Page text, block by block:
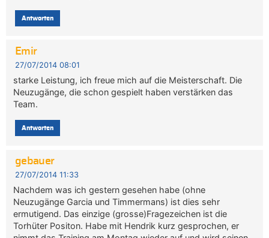
Antworten
Emir
27/07/2014 08:01
starke Leistung, ich freue mich auf die Meisterschaft. Die
Neuzugänge, die schon gespielt haben verstärken das
Team.
Antworten
gebauer
27/07/2014 11:33
Nachdem was ich gestern gesehen habe (ohne
Neuzugänge Garcia und Timmermans) ist dies sehr
ermutigend. Das einzige (grosse)Fragezeichen ist die
Torhüter Positon. Habe mit Hendrik kurz gesprochen, er